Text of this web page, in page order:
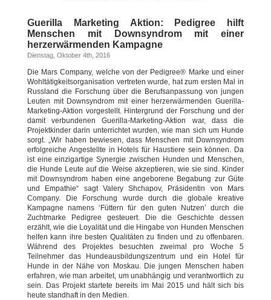
Guerilla Marketing Aktion: Pedigree hilft
Menschen mit Downsyndrom mit einer
herzerwärmenden Kampagne
Dienstag, Oktober 4th, 2016
Die Mars Company, welche von der Pedigree® Marke und einer
Wohltätigkeitsorganisation vertreten wurde, hat zum ersten Mal in
Russland die Forschung über die Berufsanpassung von jungen
Leuten mit Downsyndrom mit einer herzerwärmenden Guerilla-
Marketing-Aktion vorgestellt. Hintergrund der Forschung und der
damit verbundenen Guerilla-Marketing-Aktion war, dass die
Projektkinder darin unterrichtet wurden, wie man sich um Hunde
sorgt. „Wir haben bewiesen, dass Menschen mit Downsyndrom
erfolgreiche Angestellte in Hotels für Haustiere sein können. Da
ist eine einzigartige Synergie zwischen Hunden und Menschen,
die Hunde Leute auf die Weise akzeptieren, wie sie sind. Kinder
mit Downsyndrom haben eine angeborene Begabung zur Güte
und Empathie“ sagt Valery Shchapov, Präsidentin von Mars
Company. Die Forschung wurde durch die globale kreative
Kampagne namens ‘Füttern für den guten Nutzen’ durch die
Zuchtmarke Pedigree gesteuert. Die die Geschichte dessen
erzählt, wie die Loyalität und die Hingabe von Hunden Menschen
helfen kann ihre besten Qualitäten zu finden und zu offenbaren.
Während des Projektes besuchten zweimal pro Woche 5
Teilnehmer das Hundeausbildungszentrum und ein Hotel für
Hunde in der Nähe von Moskau. Die jungen Menschen haben
erfahren, wie man arbeitet, um unabhängig und verantwortlich zu
sein. Das Projekt startete bereits im Mai 2015 und hält sich bis
heute standhaft in den Medien.